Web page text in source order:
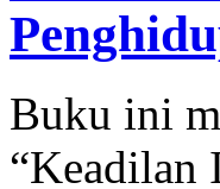
Buku ini
“Keadilan